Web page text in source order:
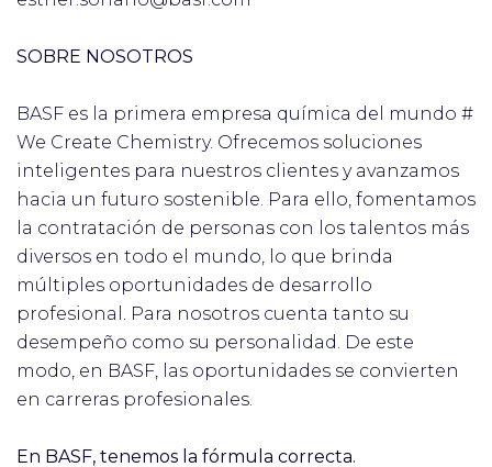
SOBRE NOSOTROS
BASF es la primera empresa química del mundo #
We Create Chemistry. Ofrecemos soluciones
inteligentes para nuestros clientes y avanzamos
hacia un futuro sostenible. Para ello, fomentamos
la contratación de personas con los talentos más
diversos en todo el mundo, lo que brinda
múltiples oportunidades de desarrollo
profesional. Para nosotros cuenta tanto su
desempeño como su personalidad. De este
modo, en BASF, las oportunidades se convierten
en carreras profesionales.
En BASF, tenemos la fórmula correcta.